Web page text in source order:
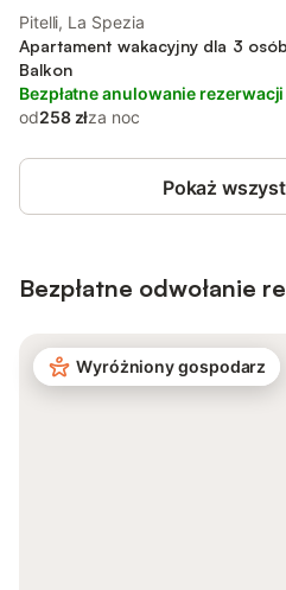
Pitelli, La Spezia
Apartament wakacyjny dla 3
Balkon
Bezpłatne anulowanie rezerwacji
od258 złza noc
Pokaż
Bezpłatne odwołanie
Wyróżniony gospodarz